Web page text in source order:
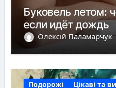
Буковель летом:
если идёт дождь
Олексій Паламарчук
Подорожі Цікаві та